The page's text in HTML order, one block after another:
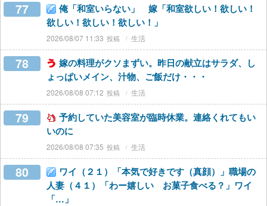
77
俺「和室いらない」 嫁「和室欲しい！欲しい！
欲しい！欲しい！欲しい！」
2026/08/07 11:33 生活
78
嫁の料理がクソまずい。昨日の献立はサラダ、し
ょっぱいメイン、汁物、ご飯だけ・・・
2026/08/08 07:12 生活
79
予約していた美容室が臨時休業。連絡くれてもい
いのに
2026/08/08 07:35 生活
80
ワイ（２１）「本気で好きです（真顔）」職場の
人妻（４１）「わー嬉しい お菓子食べる？」ワイ
「…」